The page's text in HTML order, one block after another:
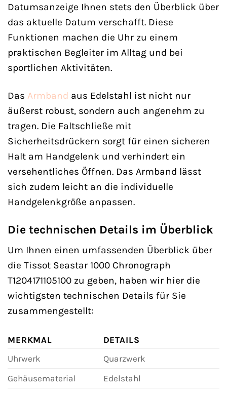
Datumsanzeige Ihnen stets den Überblick über
das aktuelle Datum verschafft. Diese
Funktionen machen die Uhr zu einem
praktischen Begleiter im Alltag und bei
sportlichen Aktivitäten.
Das Armband aus Edelstahl ist nicht nur
äußerst robust, sondern auch angenehm zu
tragen. Die Faltschließe mit
Sicherheitsdrückern sorgt für einen sicheren
Halt am Handgelenk und verhindert ein
versehentliches Öffnen. Das Armband lässt
sich zudem leicht an die individuelle
Handgelenkgröße anpassen.
Die technischen Details im Überblick
Um Ihnen einen umfassenden Überblick über
die Tissot Seastar 1000 Chronograph
T1204171105100 zu geben, haben wir hier die
wichtigsten technischen Details für Sie
zusammengestellt:
MERKMAL
DETAILS
Uhrwerk
Quarzwerk
Gehäusematerial
Edelstahl